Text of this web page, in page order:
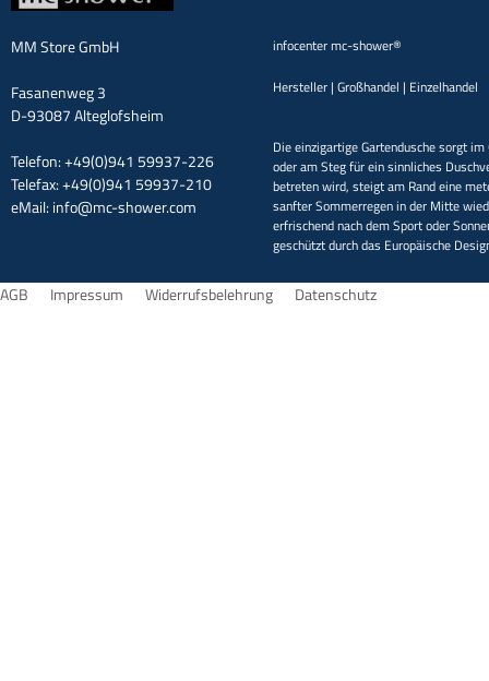
MM Store GmbH
Fasanenweg 3
D-93087 Alteglofsheim
Telefon: +49(0)941 59937-226
Telefax: +49(0)941 59937-210
eMail: info@mc-shower.com
infocenter mc-shower®
Hersteller | Großhandel | Einzelhandel
Die einzigartige Gartendusche sorgt
oder am Steg für ein sinnliches
betreten wird, steigt am Rand eine
sanfter Sommerregen in der Mitte
erfrischend nach dem Sport oder
geschützt durch das Europäische
AGB Impressum Widerrufsbelehrung Datenschutz